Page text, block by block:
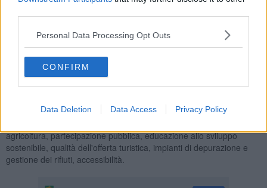
Personal Data Processing Opt Outs
CONFIRM
Data Deletion Data Access Privacy Policy
oggi a Roma, presso la sala convegni del Cnr.
rispetto ai 75 dello scorso anno. Il record è andato al Piemonte
ha ottenuto 22 Spighe Verdi. A seguire laCalabria(11 località
premiate) e poiMarcheeCampania
scorso anno occupava il terzo gradino del podio, scivola al sesto
posto anche dopoUmbria(8) e
indicatoricome corretto uso del suolo, presenza di
agricoltura, partecipazione pubblica, educazione allo sviluppo
sostenibile, qualità dell'offerta turistica, impianti di depurazione e
gestione dei rifiuti, accessibilità.